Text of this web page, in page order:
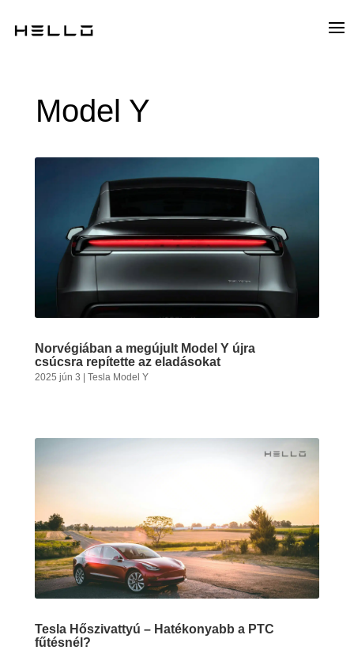
Model Y
Norvégiában a megújult Model Y újra
csúcsra repítette az eladásokat
2025 jún 3 | Tesla Model Y
Tesla Hőszivattyú – Hatékonyabb a PTC
fűtésnél?